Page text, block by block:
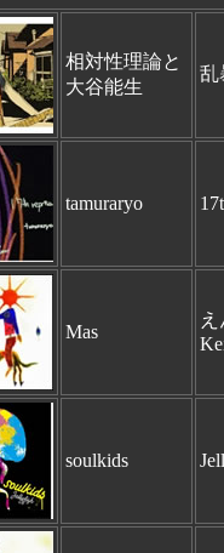
相対性理論と
大谷能生
乱
tamuraryo
Mas
soulkids